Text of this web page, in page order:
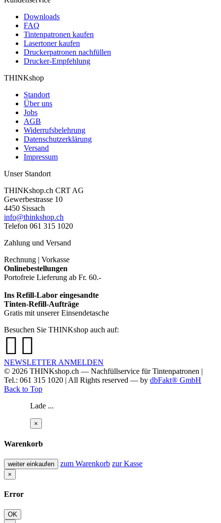
Downloads
FAQ
Tintenpatronen kaufen
Lasertoner kaufen
Druckerpatronen nachfüllen
Drucker-Empfehlung
THINKshop
Standort
Über uns
Jobs
AGB
Widerrufsbelehrung
Datenschutzerklärung
Versand
Impressum
Unser Standort
THINKshop.ch CRT AG
Gewerbestrasse 10
4450 Sissach
info@thinkshop.ch
Telefon 061 315 1020
Zahlung und Versand
Rechnung | Vorkasse
Onlinebestellungen
Portofreie Lieferung ab Fr. 60.-
Ins Refill-Labor eingesandte
Tinten-Refill-Aufträge
Gratis mit unserer Einsendetasche
Besuchen Sie THINKshop auch auf:
NEWSLETTER ANMELDEN
© 2026 THINKshop.ch — Nachfüllservice fürTintenpatronen |
Tel.: 061 315 1020 | All Rights reserved — by dbFakt® GmbH
Back to Top
Lade ...
×
Warenkorb
weiter einkaufen zum Warenkorb zur Kasse
×
Error
OK